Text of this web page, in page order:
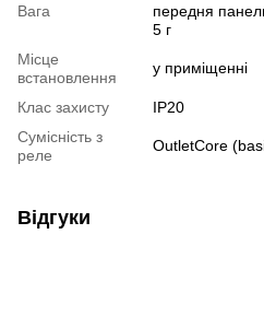
Вага
передня
5 г
Місце
встановлення
у приміщенні
Клас захисту
IP20
Сумісність з
реле
OutletCore
Відгуки